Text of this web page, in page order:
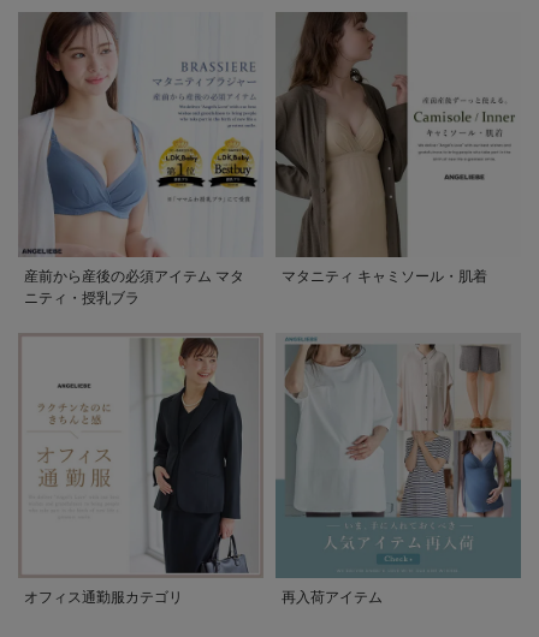
産前から産後の必須アイテム マタ
ニティ・授乳ブラ
マタニティ キャミソール・肌着
オフィス通勤服カテゴリ 再入荷アイテム